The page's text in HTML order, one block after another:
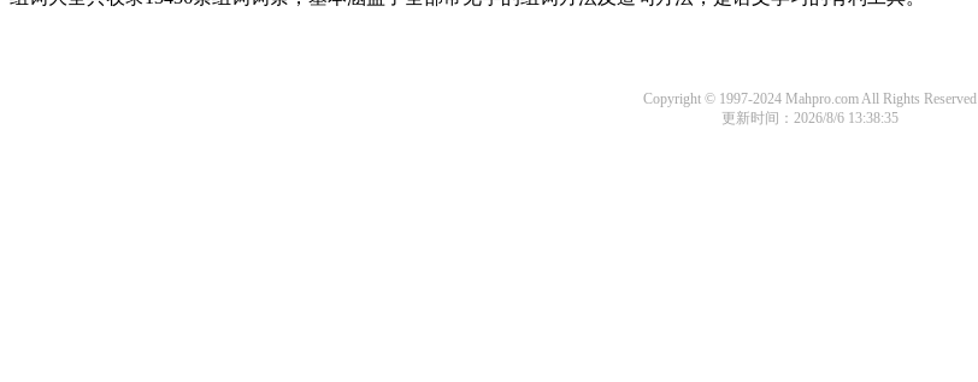
Copyright © 1997-2024 Mahpro.com All Rights Reserved
更新时间：2026/8/6 13:38:35